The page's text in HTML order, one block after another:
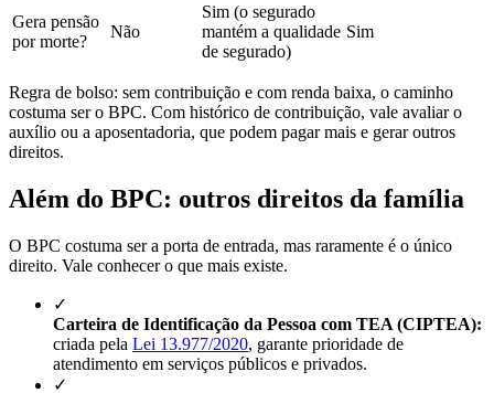
Gera pensão
por morte?
Não
Sim (o segurado
mantém a qualidade
de segurado)
Sim
Regra de bolso: sem contribuição e com renda baixa, o caminho
costuma ser o BPC. Com histórico de contribuição, vale avaliar o
auxílio ou a aposentadoria, que podem pagar mais e gerar outros
direitos.
Além do BPC: outros direitos da família
O BPC costuma ser a porta de entrada, mas raramente é o único
direito. Vale conhecer o que mais existe.
✓
Carteira de Identificação da Pessoa com TEA (CIPTEA):
criada pela Lei 13.977/2020, garante prioridade de
atendimento em serviços públicos e privados.
✓